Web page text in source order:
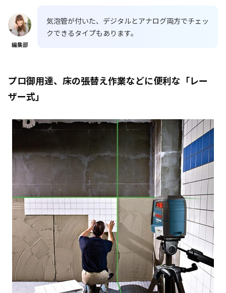
編集部
気泡管が付いた、デジタルとアナログ両方でチェッ
クできるタイプもあります。
プロ御用達、床の張替え作業などに便利な「レー
ザー式」